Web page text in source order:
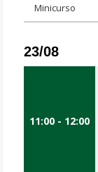
Minicurso
23/08
11:00 - 12:00